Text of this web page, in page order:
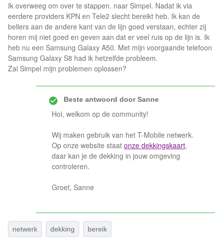
Ik overweeg om over te stappen. naar Simpel. Nadat ik via
eerdere providers KPN en Tele2 slecht bereikt heb. Ik kan de
bellers aan de andere kant van de lijn goed verstaan, echter zij
horen mij niet goed en geven aan dat er veel ruis op de lijn is. Ik
heb nu een Samsung Galaxy A50. Met mijn voorgaande telefoon
Samsung Galaxy S8 had ik hetzelfde probleem.
Zal Simpel mijn problemen oplossen?
Beste antwoord doorSanne
Hoi, welkom op de community!
Wij maken gebruik van het T-Mobile netwerk.
Op onze website staat onze dekkingskaart,
daar kan je de dekking in jouw omgeving
controleren.
Groet, Sanne
netwerk dekking bereik